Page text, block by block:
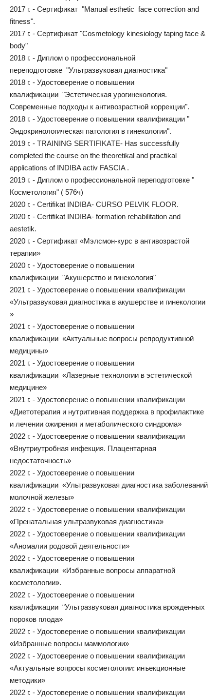
2017 г. - Сертификат "Manual esthetic face correction and
fitness".
2017 г. - Сертификат "Cosmetology kinesiology taping face &
body"
2018 г. - Диплом о профессиональной
переподготовке "Ультразвуковая диагностика"
2018 г. - Удостоверение о повышении
квалификации "Эстетическая урогинекология.
Современные подходы к антивозрастной коррекции".
2018 г. - Удостоверение о повышении квалификации "
Эндокринологическая патология в гинекологии".
2019 г. - TRAINING SERTIFIKATE- Has successfully
completed the course on the theoretikal and practikal
applications of INDIBA activ FASCIA .
2019 г. - Диплом о профессиональной переподготовке "
Косметология" ( 576ч)
2020 г. - Certifikat INDIBA- CURSO PELVIK FLOOR.
2020 г. - Certifikat INDIBA- formation rehabilitation and
aestetik.
2020 г. - Сертификат «Мэлсмон-курс в антивозрастой
терапии»
2020 г. - Удостоверение о повышении
квалификации "Акушерство и гинекология"
2021 г. - Удостоверение о повышении квалификации
«Ультразвуковая диагностика в акушерстве и гинекологии
»
2021 г. - Удостоверение о повышении
квалификации «Актуальные вопросы репродуктивной
медицины»
2021 г. - Удостоверение о повышении
квалификации «Лазерные технологии в эстетической
медицине»
2021 г. - Удостоверение о повышении квалификации
«Диетотерапия и нутритивная поддержка в профилактике
и лечении ожирения и метаболического синдрома»
2022 г. - Удостоверение о повышении квалификации
«Внутриутробная инфекция. Плацентарная
недостаточность»
2022 г. - Удостоверение о повышении
квалификации «Ультразвуковая диагностика заболеваний
молочной железы»
2022 г. - Удостоверение о повышении квалификации
«Пренатальная ультразвуковая диагностика»
2022 г. - Удостоверение о повышении квалификации
«Аномалии родовой деятельности»
2022 г. - Удостоверение о повышении
квалификации «Избранные вопросы аппаратной
косметологии».
2022 г. - Удостоверение о повышении
квалификации “Ультразвуковая диагностика врожденных
пороков плода»
2022 г. - Удостоверение о повышении квалификации
«Избранные вопросы маммологии»
2022 г. - Удостоверение о повышении квалификации
«Актуальные вопросы косметологии: инъекционные
методики»
2022 г. - Удостоверение о повышении квалификации